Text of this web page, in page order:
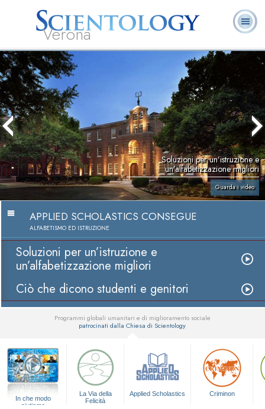
Verona
L. Ron Hubbard:
Fondatore
Domande
ricorrenti
Libri
Soluzioni per un’istruzione e
un’alfabetizzazione migliori
Guarda i video
APPLIED SCHOLASTICS CONSEGUE
ALFABETISMO ED ISTRUZIONE
Soluzioni per un’istruzione e
un’alfabetizzazione migliori
Ciò che dicono studenti e genitori
Programmi globali umanitari e di miglioramento sociale
patrocinati dalla Chiesa di Scientology
In che modo
aiutiamo
La Via della
Felicità
Applied Scholastics Criminon